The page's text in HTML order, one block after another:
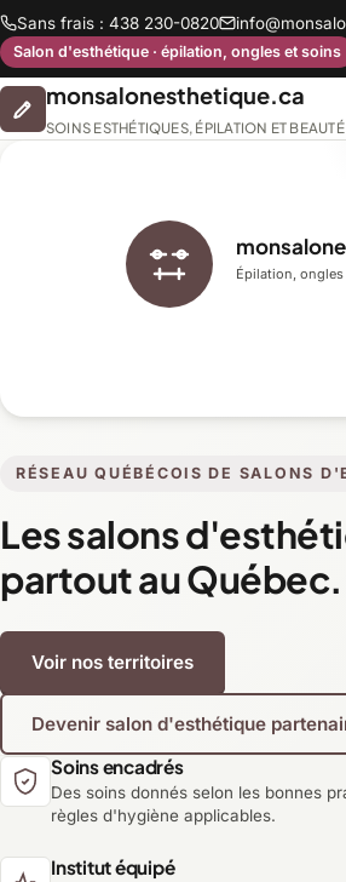
Sans frais : 438 230-0820
Salon d'esthétique · épilation, ongles et soins
monsalonesthetique.ca
SOINS ESTHÉTIQUES, ÉPILATION ET
RÉSEAU QUÉBÉCOIS DE SALONS
Les salons
partout au Québec.
Voir nos territoires
Devenir salon d'esthétique
Épilation, ongles
Soins encadrés
Des soins donnés selon les bonnes
règles d'hygiène applicables.
Institut équipé